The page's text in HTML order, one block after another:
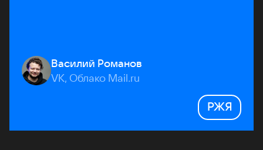
Василий Романов
VK, Облако Mail.ru
РЖЯ